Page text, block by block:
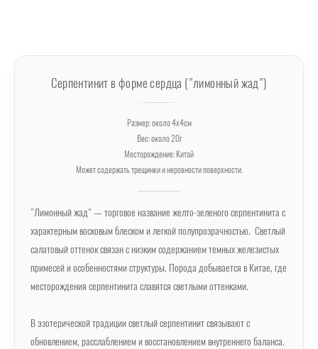
Серпентинит в форме сердца ("лимонный жад")
Размер: около 4х4см
Вес: около 20г
Месторождение: Китай
Может содержать трещинки и неровности поверхности.
"Лимонный жад" — торговое название желто-зеленого серпентинита с
характерным восковым блеском и легкой полупрозрачностью. Светлый
салатовый оттенок связан с низким содержанием темных железистых
примесей и особенностями структуры. Порода добывается в Китае, где
месторождения серпентинита славятся светлыми оттенками.
В эзотерической традиции светлый серпентинит связывают с
обновлением, расслаблением и восстановлением внутреннего баланса.